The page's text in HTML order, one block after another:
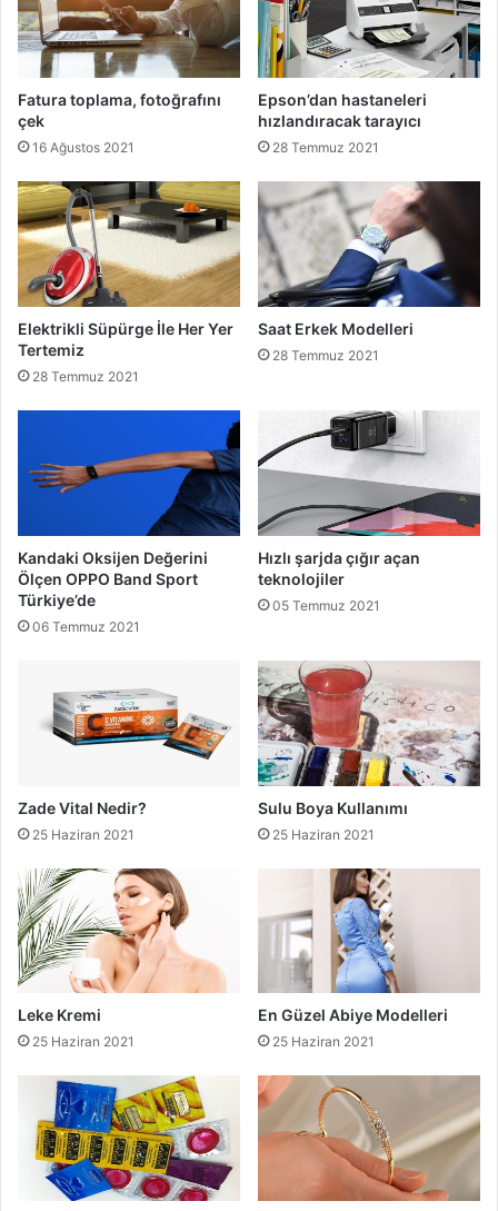
Fatura toplama, fotoğrafını
çek
16 Ağustos 2021
Epson’dan hastaneleri
hızlandıracak tarayıcı
28 Temmuz 2021
Elektrikli Süpürge İle Her Yer
Tertemiz
28 Temmuz 2021
Saat Erkek Modelleri
28 Temmuz 2021
Kandaki Oksijen Değerini
Ölçen OPPO Band Sport
Türkiye’de
06 Temmuz 2021
Hızlı şarjda çığır açan
teknolojiler
05 Temmuz 2021
Zade Vital Nedir?
25 Haziran 2021
Sulu Boya Kullanımı
25 Haziran 2021
Leke Kremi
25 Haziran 2021
En Güzel Abiye Modelleri
25 Haziran 2021